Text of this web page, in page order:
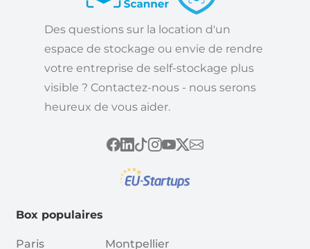
Des questions sur la location d'un
espace de stockage ou envie de rendre
votre entreprise de self-stockage plus
visible ? Contactez-nous - nous serons
heureux de vous aider.
Box populaires
Paris Montpellier